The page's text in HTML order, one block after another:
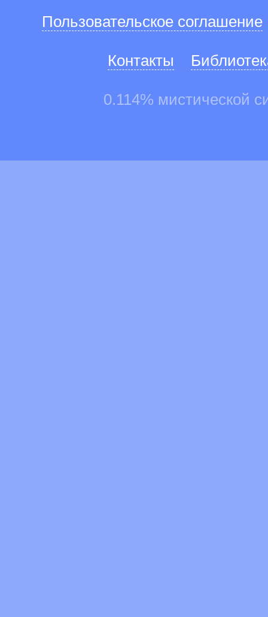
Пользовательское соглашение
Контакты
0.114% мистической